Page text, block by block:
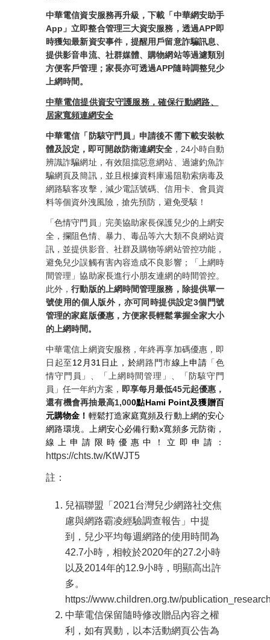
中華電信資安服務再升級，下載「中華網安助手
App」立即整合管理三大資安服務，透過APP即
時獲知最新資安事件，提醒用戶留意詐騙訊息、
提供影音串流、社群媒體、購物網站等過濾類別
方便客戶管理；家長亦可透過APP隨時調整兒少
上網時間。
中華電信提供資安守護服務，確保行動網路、
居家寬頻連網安全
中華電信「防駭守門員」申請後不需下載安裝軟
體及設定，即可開啟防衛連網安全 ，24小時自動
辨識詐騙網址，有效阻擋惡意網站、過濾釣魚詐
騙網頁及簡訊，並且根據資料庫遏阻勒索病毒及
網路駭客攻擊，減少電話號碼、信用卡、會員資
料等個資外洩風險，搶先預防，避免受駭！
「色情守門員」完美協助家長保護兒少的上網安
全，攔阻色情、暴力、毒品等六大類不良網站資
訊，並提供影音、社群及購物等網站管控功能，
避免兒少誤觸有害內容造成不良影響；「上網時
間管理」協助家長進行小朋友連網的時間管控。
此外，行動版的上網時間管理服務，除提供單一
號使用的個人版外，亦可同時提供設定3個門號
管理的家庭版優惠，方便家長輕鬆掌握全家大小
的上網時間。
中華電信上網資安服務，年終再享加碼優惠，即
日起至12 月31日止，於網路門市線上申請 「色
情守門員」、「上網時間管理」、「防駭守門
員」任一年約方案， 即享每月最低45元起優惠，
還有機會再抽最高1,000點Hami Point及獲贈百
元購物金！ 輕鬆打造家庭寬頻及行動上網的安心
網路環境。上網安心必備行動x寬頻多元防衛，
線上申請限時優惠中！立即申請：
https://chts.tw/KtWJT5
註：
兒福聯盟「 2021台灣兒少網路社交焦
慮與網路霸凌經驗調查報告」中提
到，兒少平均每週網路的使用時間為
42.7小時，相較於2020年的27.2小時
以及 2014年的12.9小時，明顯高出許
多。
https://www.children.org.tw/
中華電信保留隨時修改贈品內容之權
利，如有異動，以本活動網頁公告為